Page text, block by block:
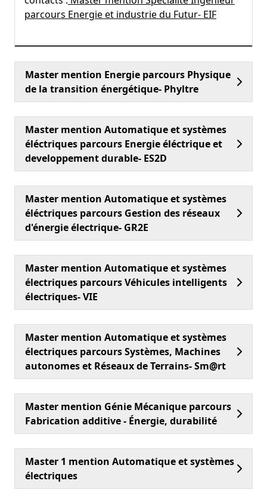
parcours Energie et industrie du Futur- EIF
Master mention Energie parcours Physique
de la transition énergétique- Phyltre
Master mention Automatique et systèmes
éléctriques parcours Energie éléctrique et
developpement durable- ES2D
Master mention Automatique et systèmes
éléctriques parcours Gestion des réseaux
d'énergie électrique- GR2E
Master mention Automatique et systèmes
électriques parcours Véhicules intelligents
électriques- VIE
Master mention Automatique et systèmes
électriques parcours Systèmes, Machines
autonomes et Réseaux de Terrains- Sm@rt
Master mention Génie Mécanique parcours
Fabrication additive - Énergie, durabilité
Master 1 mention Automatique et systèmes
électriques